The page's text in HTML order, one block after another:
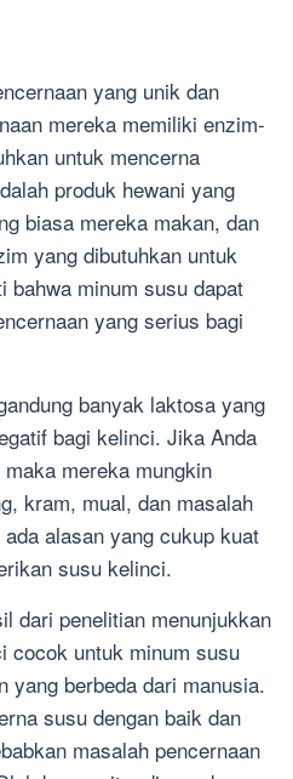
yang unik dan
mereka memiliki enzim-
untuk mencerna
produk hewani yang
biasa mereka makan, dan
yang dibutuhkan untuk
bahwa minum susu dapat
yang serius bagi
banyak laktosa yang
bagi kelinci. Jika Anda
mereka mungkin
kram, mual, dan masalah
alasan yang cukup kuat
susu kelinci.
dari penelitian menunjukkan
cocok untuk minum susu
yang berbeda dari manusia.
susu dengan baik dan
masalah pencernaan